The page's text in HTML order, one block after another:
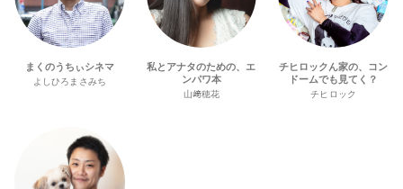
まくのうちぃシネマ
よしひろまさみち
私とアナタのための、エ
ンパワ本
山﨑穂花
チヒロックん家の、コン
ドームでも見てく？
チヒロック